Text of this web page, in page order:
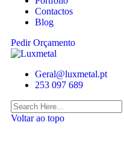
Contactos
Blog
Pedir Orçamento
Geral@luxmetal.pt
253 097 689
Voltar ao topo